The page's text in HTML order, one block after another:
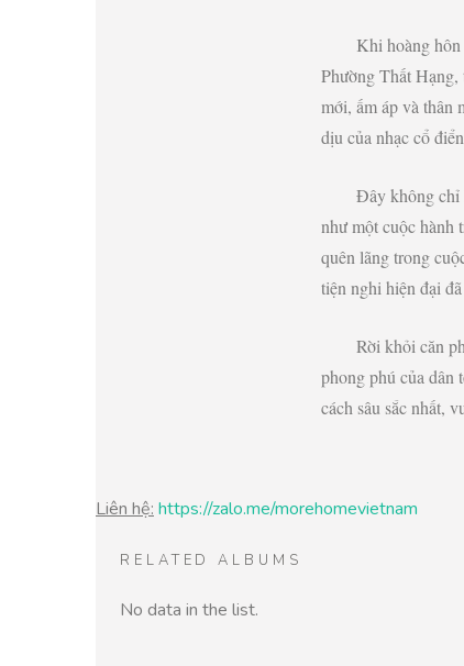
Khi hoàng
Phường Thất Hạng,
mới, ấm áp và thân
dịu của nhạc cổ
Đây không chỉ
như một cuộc hành
quên lãng trong
tiện nghi hiện đại
Rời khỏi căn
phong phú của dân
cách sâu sắc nhất,
Liên hệ: https://zalo.me/morehomevietnam
RELATED ALBUMS
No data in the list.